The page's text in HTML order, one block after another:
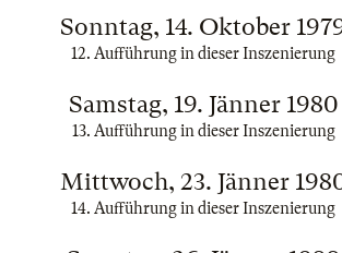
Sonntag, 14. Oktober
12. Aufführung in dieser Inszenierung
Samstag, 19. Jänner 1980
13. Aufführung in dieser Inszenierung
Mittwoch, 23. Jänner
14. Aufführung in dieser Inszenierung